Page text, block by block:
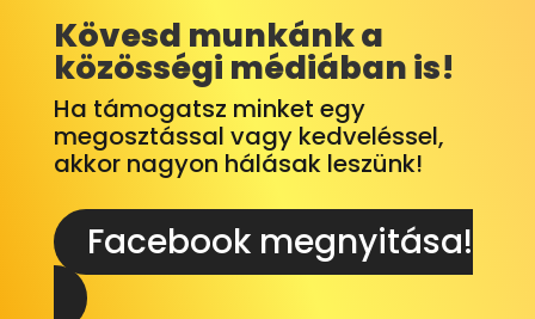
Kövesd munkánk a
közösségi médiában is!
Ha támogatsz minket egy
megosztással vagy kedveléssel,
akkor nagyon hálásak leszünk!
Facebook megnyitása!